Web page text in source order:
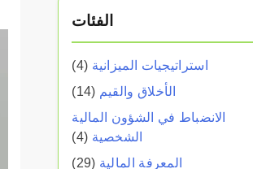
الفئات
استراتيجيات الميزانية (4)
الأخلاق والقيم (14)
الانضباط في الشؤون المالية
الشخصية (4)
المعرفة المالية (29)